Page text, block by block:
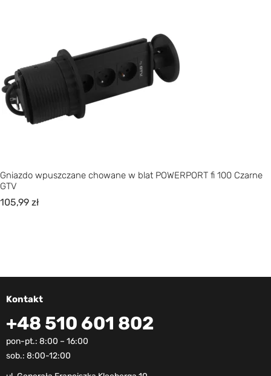
Gniazdo wpuszczane chowane w blat POWERPORT fi 100 Czarne
GTV
105,99 zł
Kontakt
+48 510 601 802
pon-pt.: 8:00 – 16:00
sob.: 8:00-12:00